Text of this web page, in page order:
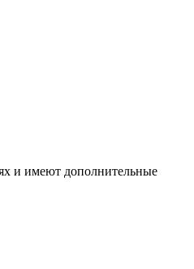
и имеют дополнительные